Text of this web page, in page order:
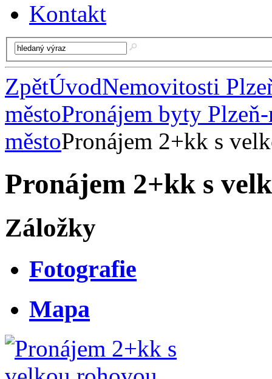
Kontakt
ZpětÚvodNemovitosti
městoPronájem byty
městoPronájem 2+kk s
Pronájem 2+kk s
Záložky
Fotografie
Mapa